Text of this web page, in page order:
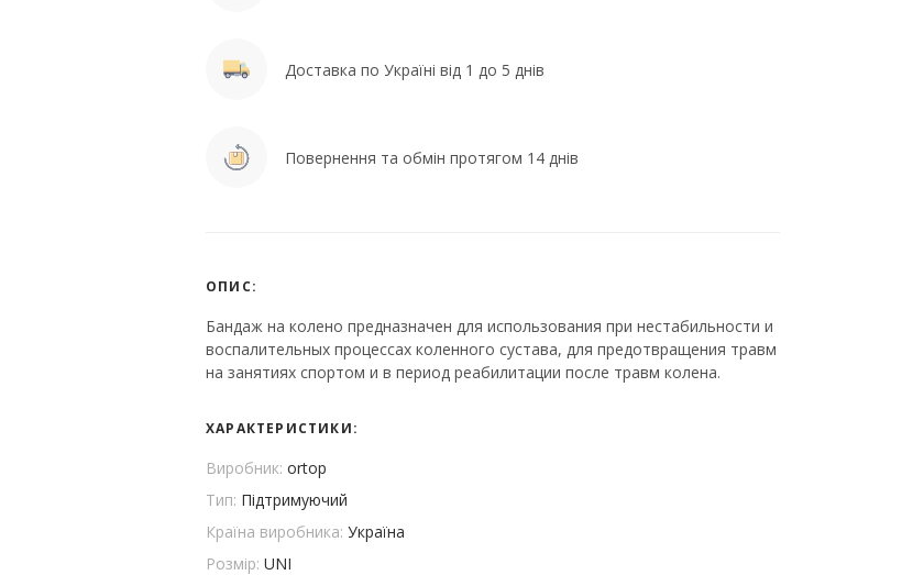
Доставка по Україні від 1 до 5 днів
Повернення та обмін протягом 14 днів
ОПИС:
Бандаж на колено предназначен для использования при нестабильности и
воспалительных процессах коленного сустава, для предотвращения травм
на занятиях спортом и в период реабилитации после травм колена.
ХАРАКТЕРИСТИКИ:
Виробник: ortop
Тип: Підтримуючий
Країна виробника: Україна
Розмір: UNI